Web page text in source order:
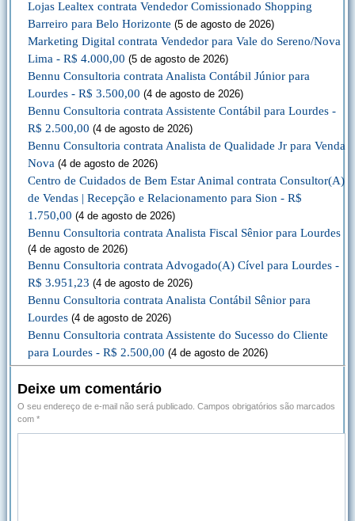
Lojas Lealtex contrata Vendedor Comissionado Shopping
Barreiro para Belo Horizonte (5 de agosto de 2026)
Marketing Digital contrata Vendedor para Vale do Sereno/Nova
Lima - R$ 4.000,00 (5 de agosto de 2026)
Bennu Consultoria contrata Analista Contábil Júnior para
Lourdes - R$ 3.500,00 (4 de agosto de 2026)
Bennu Consultoria contrata Assistente Contábil para Lourdes -
R$ 2.500,00 (4 de agosto de 2026)
Bennu Consultoria contrata Analista de Qualidade Jr para Venda
Nova (4 de agosto de 2026)
Centro de Cuidados de Bem Estar Animal contrata Consultor(A)
de Vendas | Recepção e Relacionamento para Sion - R$
1.750,00 (4 de agosto de 2026)
Bennu Consultoria contrata Analista Fiscal Sênior para Lourdes
(4 de agosto de 2026)
Bennu Consultoria contrata Advogado(A) Cível para Lourdes -
R$ 3.951,23 (4 de agosto de 2026)
Bennu Consultoria contrata Analista Contábil Sênior para
Lourdes (4 de agosto de 2026)
Bennu Consultoria contrata Assistente do Sucesso do Cliente
para Lourdes - R$ 2.500,00 (4 de agosto de 2026)
Deixe um comentário
O seu endereço de e-mail não será publicado. Campos obrigatórios são marcados
com *